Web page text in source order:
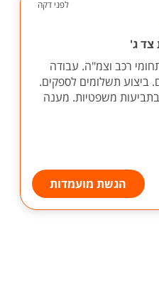
לפני דקה
צד ג'
רכב וצמ"ה. עבודה
ביצוע תשלומים לספקים.
בתביעות משפטיות. מענה
הגשת מועמדות